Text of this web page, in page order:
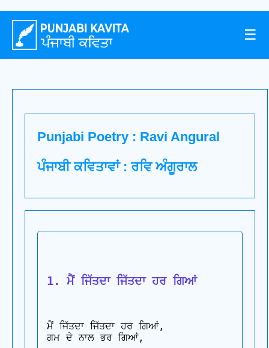
☰
Punjabi Poetry : Ravi Angural
ਪੰਜਾਬੀ ਕਵਿਤਾਵਾਂ : ਰਵਿ ਅੰਗੂਰਾਲ
1. ਮੈਂ ਜਿੱਤਦਾ ਜਿੱਤਦਾ ਹਰ ਗਿਆਂ
ਮੈਂ ਜਿੱਤਦਾ ਜਿੱਤਦਾ ਹਰ ਗਿਆਂ,
ਗਮ ਦੇ ਨਾਲ ਭਰ ਗਿਆਂ,